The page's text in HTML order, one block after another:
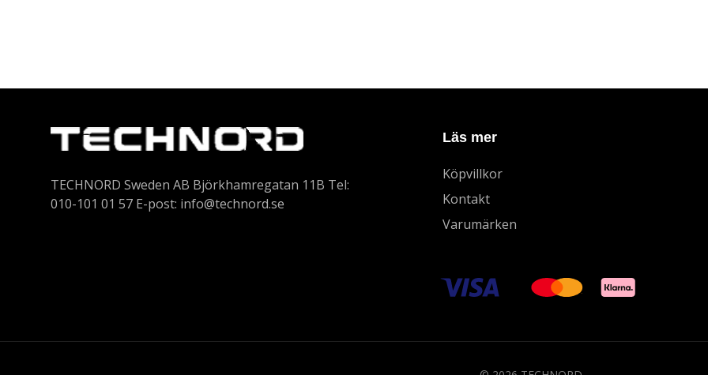
TECHNORD Sweden AB Björkhamregatan 11B Tel:
010-101 01 57 E-post: info@technord.se
Läs mer
Köpvillkor
Kontakt
Varumärken